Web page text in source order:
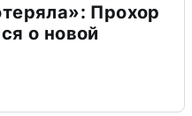
Прохор
о новой